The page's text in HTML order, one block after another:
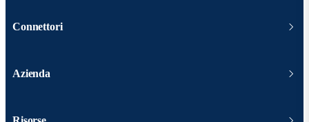
Connettori
Azienda